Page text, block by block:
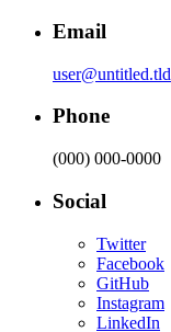
Email
user@untitled.tld
Phone
(000) 000-0000
Social
Twitter
Facebook
GitHub
Instagram
LinkedIn